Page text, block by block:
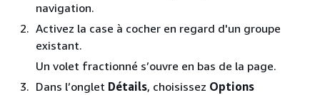
navigation.
Activez la case à cocher en regard d'un groupe
existant.
Un volet fractionné s’ouvre en bas de la page.
Dans l’onglet Détails, choisissez Options